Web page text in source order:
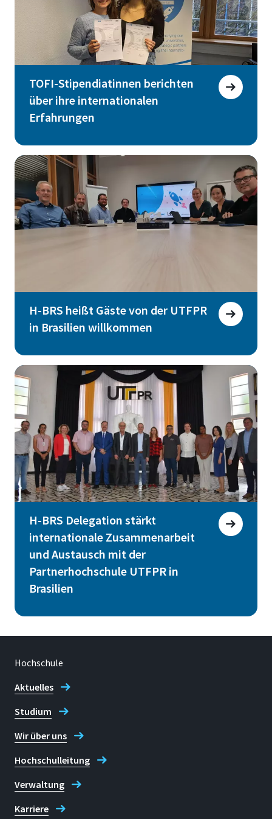
TOFI-Stipendiatinnen berichten
über ihre internationalen
Erfahrungen
H-BRS heißt Gäste von der UTFPR
in Brasilien willkommen
H-BRS Delegation stärkt
internationale Zusammenarbeit
und Austausch mit der
Partnerhochschule UTFPR in
Brasilien
Hochschule
Aktuelles
Studium
Wir über uns
Hochschulleitung
Verwaltung
Karriere